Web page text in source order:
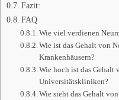
Fazit:
FAQ
Wie viel verdienen
Wie ist das Gehalt von
Krankenhäusern?
Wie hoch ist das Gehalt
Universitätskliniken?
Wie sieht das Gehalt